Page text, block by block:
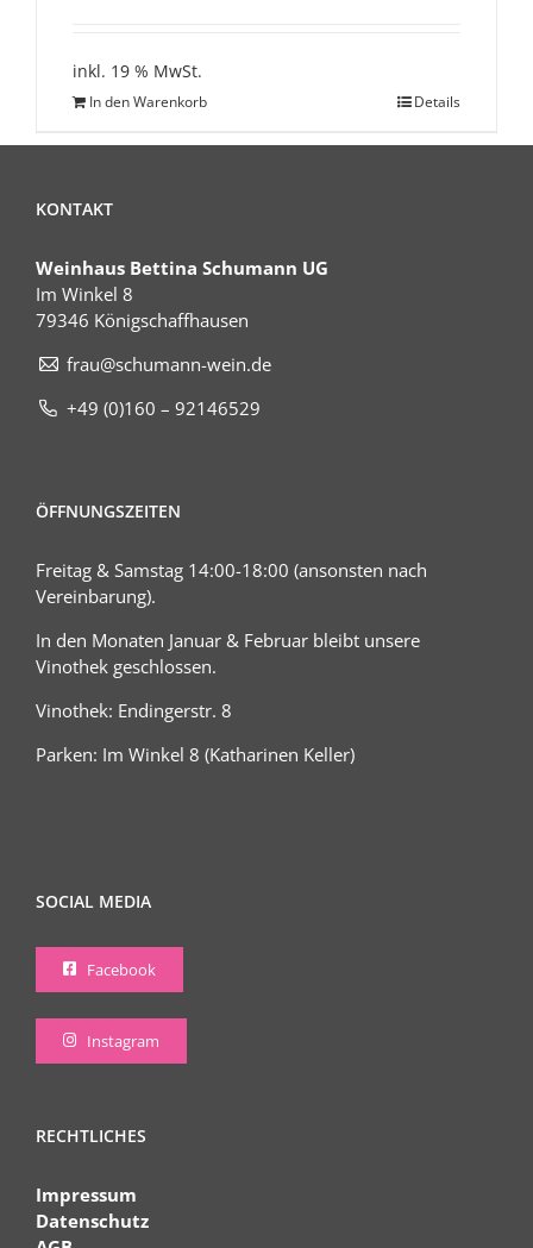
inkl. 19 % MwSt.
In den Warenkorb Details
KONTAKT
Weinhaus Bettina Schumann UG
Im Winkel 8
79346 Königschaffhausen
frau@schumann-wein.de
+49 (0)160 – 92146529
ÖFFNUNGSZEITEN
Freitag & Samstag 14:00-18:00 (ansonsten nach
Vereinbarung).
In den Monaten Januar & Februar bleibt unsere
Vinothek geschlossen.
Vinothek: Endingerstr. 8
Parken: Im Winkel 8 (Katharinen Keller)
SOCIAL MEDIA
Facebook
Instagram
RECHTLICHES
Impressum
Datenschutz